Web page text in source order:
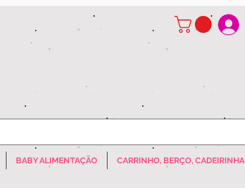
BABY ALIMENTAÇÃO CARRINHO, BERÇO, CADEIRINHA